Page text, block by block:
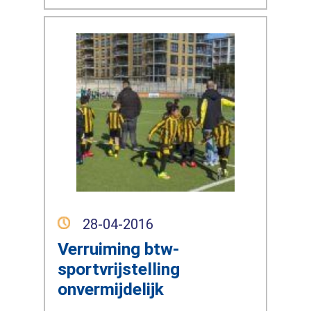
28-04-2016
Verruiming btw-
sportvrijstelling
onvermijdelijk